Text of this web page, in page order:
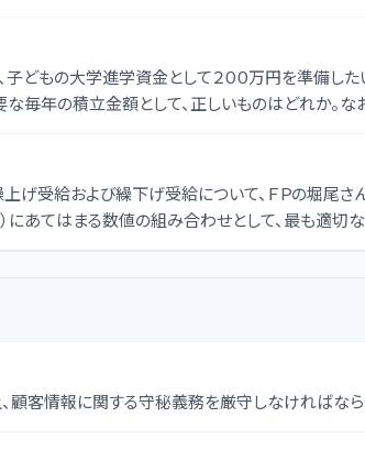
子どもの大学進学資金として２００万円を準備し
な毎年の積立金額として、正しいものはどれか。
上げ受給および繰下げ受給について、ＦＰの堀
にあてはまる数値の組み合わせとして、最も適
、顧客情報に関する守秘義務を厳守しなければなら